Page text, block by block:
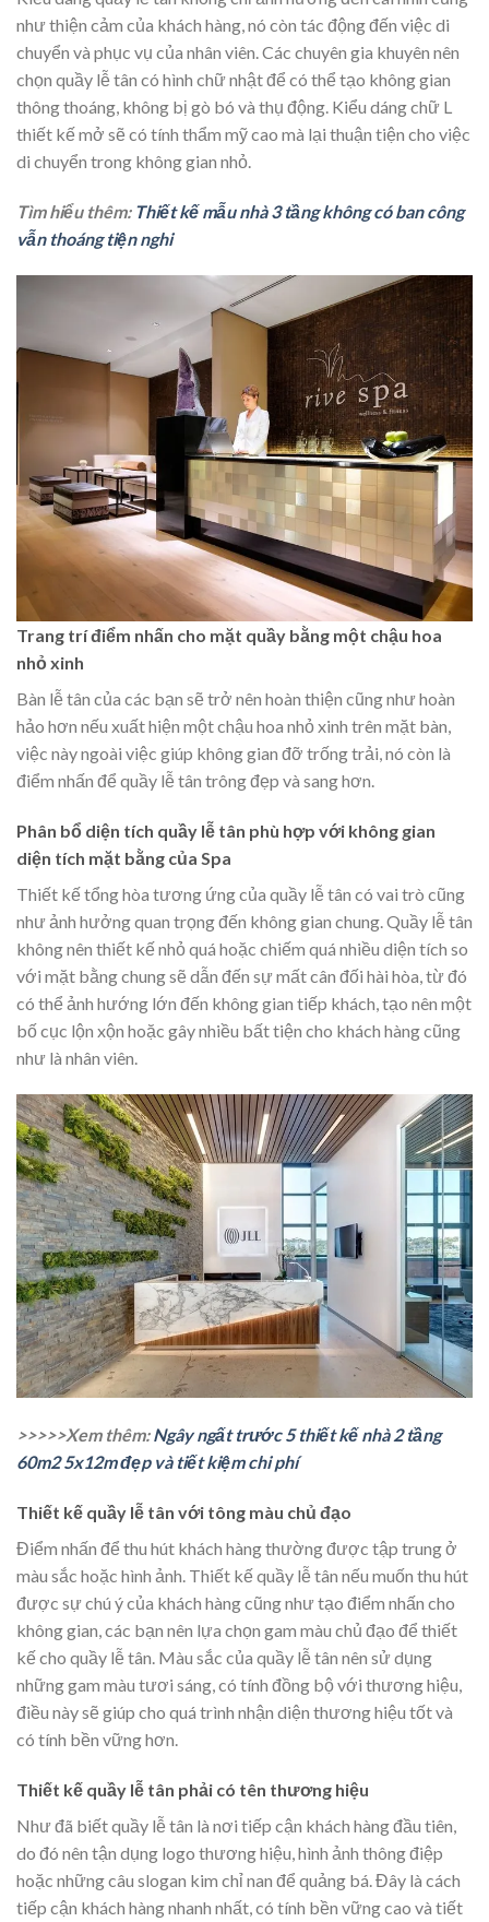
như thiện cảm của khách hàng, nó còn tác động đến việc di
chuyển và phục vụ của nhân viên. Các chuyên gia khuyên nên
chọn quầy lễ tân có hình chữ nhật để có thể tạo không gian
thông thoáng, không bị gò bó và thụ động. Kiểu dáng chữ L
thiết kế mở sẽ có tính thẩm mỹ cao mà lại thuận tiện cho việc
di chuyển trong không gian nhỏ.
Tìm hiểu thêm: Thiết kế mẫu nhà 3 tầng không có ban công
vẫn thoáng tiện nghi
Trang trí điểm nhấn cho mặt quầy bằng một chậu hoa
nhỏ xinh
Bàn lễ tân của các bạn sẽ trở nên hoàn thiện cũng như hoàn
hảo hơn nếu xuất hiện một chậu hoa nhỏ xinh trên mặt bàn,
việc này ngoài việc giúp không gian đỡ trống trải, nó còn là
điểm nhấn để quầy lễ tân trông đẹp và sang hơn.
Phân bổ diện tích quầy lễ tân phù hợp với không gian
diện tích mặt bằng của Spa
Thiết kế tổng hòa tương ứng của quầy lễ tân có vai trò cũng
như ảnh hưởng quan trọng đến không gian chung. Quầy lễ tân
không nên thiết kế nhỏ quá hoặc chiếm quá nhiều diện tích so
với mặt bằng chung sẽ dẫn đến sự mất cân đối hài hòa, từ đó
có thể ảnh hướng lớn đến không gian tiếp khách, tạo nên một
bố cục lộn xộn hoặc gây nhiều bất tiện cho khách hàng cũng
như là nhân viên.
>>>>>Xem thêm:Ngây ngất trước 5 thiết kế nhà 2 tầng
60m2 5x12m đẹp và tiết kiệm chi phí
Thiết kế quầy lễ tân với tông màu chủ đạo
Điểm nhấn để thu hút khách hàng thường được tập trung ở
màu sắc hoặc hình ảnh. Thiết kế quầy lễ tân nếu muốn thu hút
được sự chú ý của khách hàng cũng như tạo điểm nhấn cho
không gian, các bạn nên lựa chọn gam màu chủ đạo để thiết
kế cho quầy lễ tân. Màu sắc của quầy lễ tân nên sử dụng
những gam màu tươi sáng, có tính đồng bộ với thương hiệu,
điều này sẽ giúp cho quá trình nhận diện thương hiệu tốt và
có tính bền vững hơn.
Thiết kế quầy lễ tân phải có tên thương hiệu
Như đã biết quầy lễ tân là nơi tiếp cận khách hàng đầu tiên,
do đó nên tận dụng logo thương hiệu, hình ảnh thông điệp
hoặc những câu slogan kim chỉ nan để quảng bá. Đây là cách
tiếp cận khách hàng nhanh nhất, có tính bền vững cao và tiết